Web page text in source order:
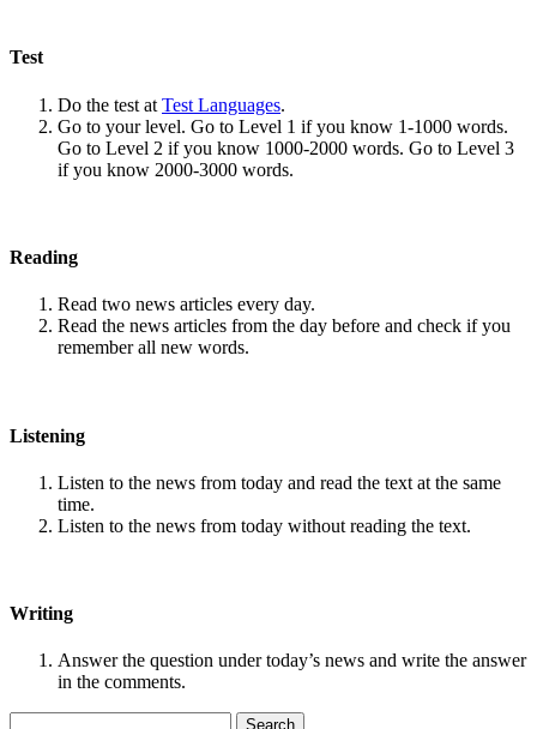
Test
Do the test at Test Languages.
Go to your level. Go to Level 1 if you know 1-1000 words.
Go to Level 2 if you know 1000-2000 words. Go to Level 3
if you know 2000-3000 words.
Reading
Read two news articles every day.
Read the news articles from the day before and check if you
remember all new words.
Listening
Listen to the news from today and read the text at the same
time.
Listen to the news from today without reading the text.
Writing
Answer the question under today’s news and write the answer
in the comments.